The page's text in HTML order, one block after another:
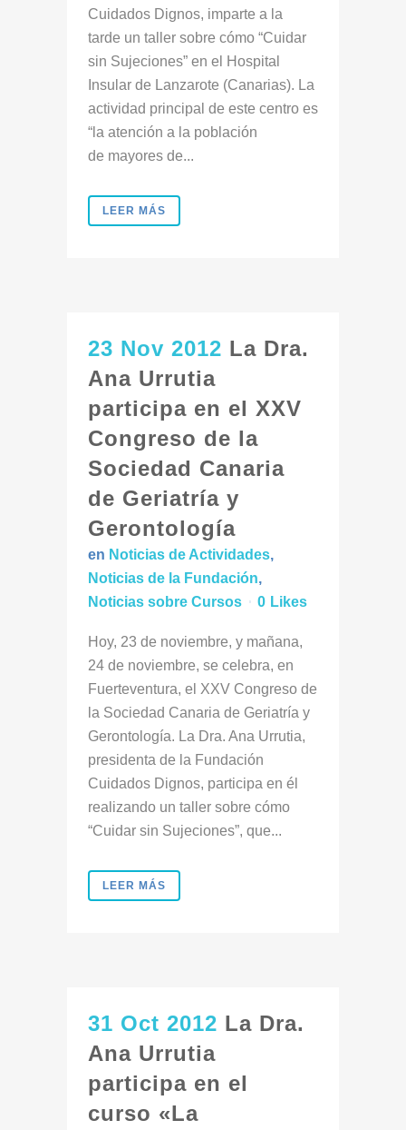
Cuidados Dignos, imparte a la
tarde un taller sobre cómo “Cuidar
sin Sujeciones” en el Hospital
Insular de Lanzarote (Canarias). La
actividad principal de este centro es
“la atención a la población
de mayores de...
LEER MÁS
23 Nov 2012 La Dra.
Ana Urrutia
participa en el XXV
Congreso de la
Sociedad Canaria
de Geriatría y
Gerontología
en Noticias de Actividades,
Noticias de la Fundación,
Noticias sobre Cursos
0 Likes
Hoy, 23 de noviembre, y mañana,
24 de noviembre, se celebra, en
Fuerteventura, el XXV Congreso de
la Sociedad Canaria de Geriatría y
Gerontología. La Dra. Ana Urrutia,
presidenta de la Fundación
Cuidados Dignos, participa en él
realizando un taller sobre cómo
“Cuidar sin Sujeciones”, que...
LEER MÁS
31 Oct 2012 La Dra.
Ana Urrutia
participa en el
curso «La